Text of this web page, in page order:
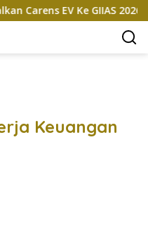
EV Ke GIIAS 2026,
Keuangan